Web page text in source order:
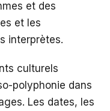
et des
et les
interprètes.
culturels
polyphonie dans
Les dates, les